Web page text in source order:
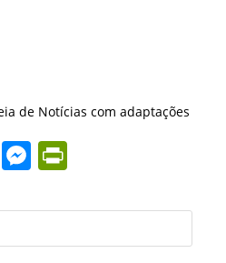
de Notícias com adaptações
W M
ss
e
tF
ri
a